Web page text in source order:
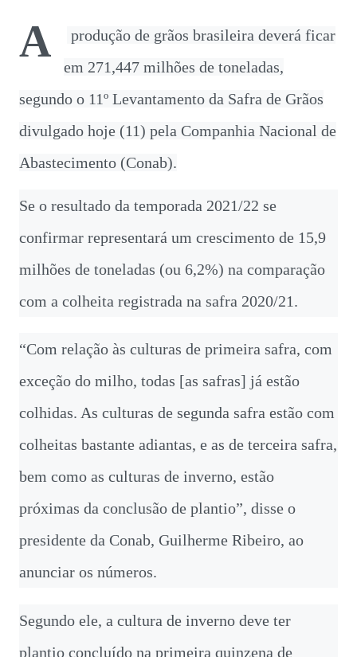
A
produção de grãos brasileira deverá ficar
em 271,447 milhões de toneladas,
segundo o 11º Levantamento da Safra de Grãos
divulgado hoje (11) pela Companhia Nacional de
Abastecimento (Conab).
Se o resultado da temporada 2021/22 se
confirmar representará um crescimento de 15,9
milhões de toneladas (ou 6,2%) na comparação
com a colheita registrada na safra 2020/21.
“Com relação às culturas de primeira safra, com
exceção do milho, todas [as safras] já estão
colhidas. As culturas de segunda safra estão com
colheitas bastante adiantas, e as de terceira safra,
bem como as culturas de inverno, estão
próximas da conclusão de plantio”, disse o
presidente da Conab, Guilherme Ribeiro, ao
anunciar os números.
Segundo ele, a cultura de inverno deve ter
plantio concluído na primeira quinzena de